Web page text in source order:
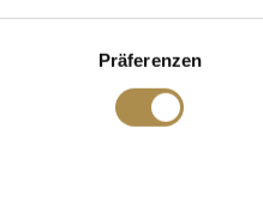
Präferenzen